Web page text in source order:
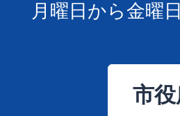
月曜日から金曜
市